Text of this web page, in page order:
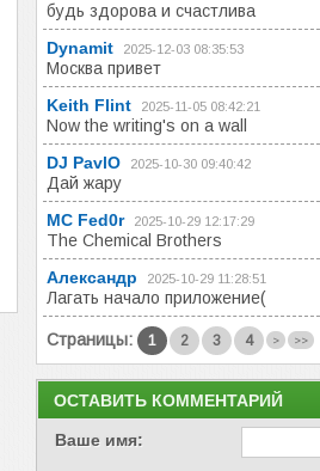
будь здорова и счастлива
Dynamit
2025-12-03 08:35:53
Москва привет
Keith Flint
2025-11-05 08:42:21
Now the writing's on a wall
DJ РavlO
2025-10-30 09:40:42
Дай жару
MC Fed0r
2025-10-29 12:17:29
The Chemical Brothers
Александр
2025-10-29 11:28:51
Лагать начало приложение(
Страницы: 1 2 3 4 > >>
ОСТАВИТЬ КОММЕНТАРИЙ
Ваше имя: